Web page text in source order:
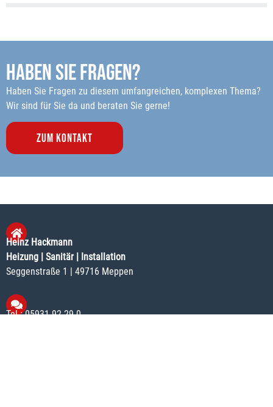
Haben Sie Fragen?
Haben Sie Fragen zu diesem umfangreichen, komplexen Thema?
Wir sind für Sie da und beraten Sie gerne!
ZUM KONTAKT
Heinz Hackmann
Heizung | Sanitär | Installation
Seggenstraße 1 | 49716 Meppen
Tel.:05931 92 29-0